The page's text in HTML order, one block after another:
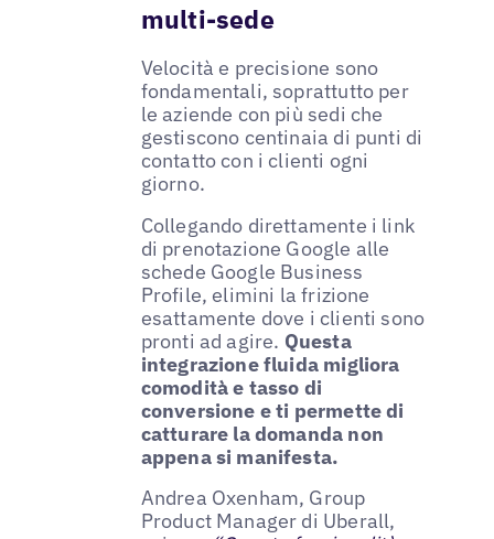
multi-sede
Velocità e precisione sono
fondamentali, soprattutto per
le aziende con più sedi che
gestiscono centinaia di punti di
contatto con i clienti ogni
giorno.
Collegando direttamente i link
di prenotazione Google alle
schede Google Business
Profile, elimini la frizione
esattamente dove i clienti sono
pronti ad agire. Questa
integrazione fluida migliora
comodità e tasso di
conversione e ti permette di
catturare la domanda non
appena si manifesta.
Andrea Oxenham, Group
Product Manager di Uberall,